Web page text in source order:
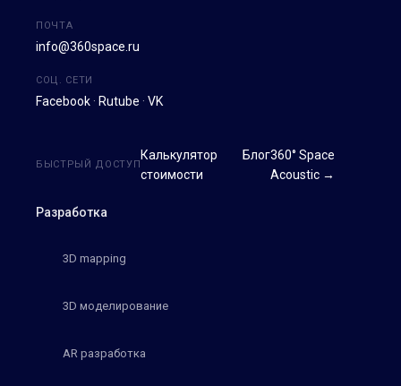
ПОЧТА
info@360space.ru
СОЦ. СЕТИ
Facebook · Rutube · VK
Разработка
3D mapping
3D моделирование
AR разработка
БЫСТРЫЙ ДОСТУП
Калькулятор
стоимости
Блог360° Space
Acoustic →